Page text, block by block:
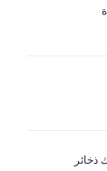
ذخائر